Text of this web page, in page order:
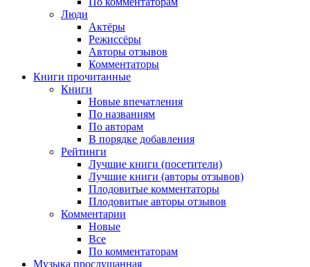
Люди
Актёры
Режиссёры
Авторы отзывов
Комментаторы
Книги прочитанные
Книги
Новые впечатления
По названиям
По авторам
В порядке добавления
Рейтинги
Лучшие книги (посетители)
Лучшие книги (авторы отзывов)
Плодовитые комментаторы
Плодовитые авторы отзывов
Комментарии
Новые
Все
По комментаторам
Музыка прослушанная